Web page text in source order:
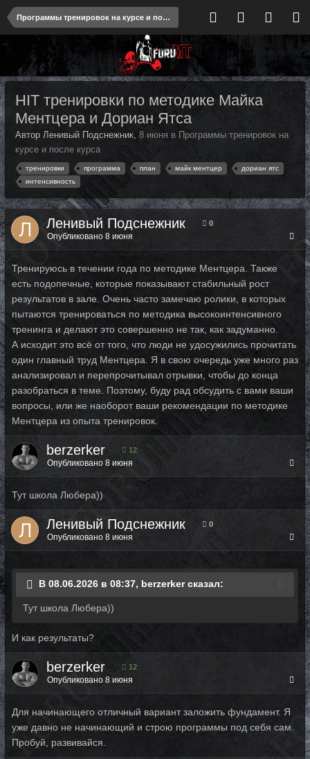
Программы тренировок на курсе и после курса
HIT тренировки по методике Майка
Ментцера и Дориан Ятса
Автор Ленивый Подснежник, 8 июня в Программы тренировок на
курсе и после курса
тренировки программа план майк ментцер
дориан ятс
интенсивность
Ленивый Подснежник 0
Опубликовано 8 июня
Тренируюсь в течении года по методике Ментцера. Также
есть подопечные, которые показывают стабильный рост
результатов в зале. Очень часто замечаю ролики, в которых
пытаются тренироваться по методика высокоинтенсивного
тренинга и делают это совершенно не так, как задуманно.
А исходит это всё от того, что люди не удосужились прочитать
один главный труд Ментцера. Я в свою очередь уже много раз
анализировал и перепрочитывал отрывки, чтобы до конца
разобраться в теме. Поэтому, буду рад обсудить с вами ваши
вопросы, или же наоборот ваши рекомендации по методике
Ментцера из опыта тренировок.
berzerker 12
Опубликовано 8 июня
Тут школа Любера))
Ленивый Подснежник 0
Опубликовано 8 июня
В 08.06.2026 в 08:37, berzerker сказал:
Тут школа Любера))
И как результаты?
berzerker 12
Опубликовано 8 июня
Для начинающего отличный вариант заложить фундамент. Я
уже давно не начинающий и строю программы под себя сам.
Пробуй, развивайся.